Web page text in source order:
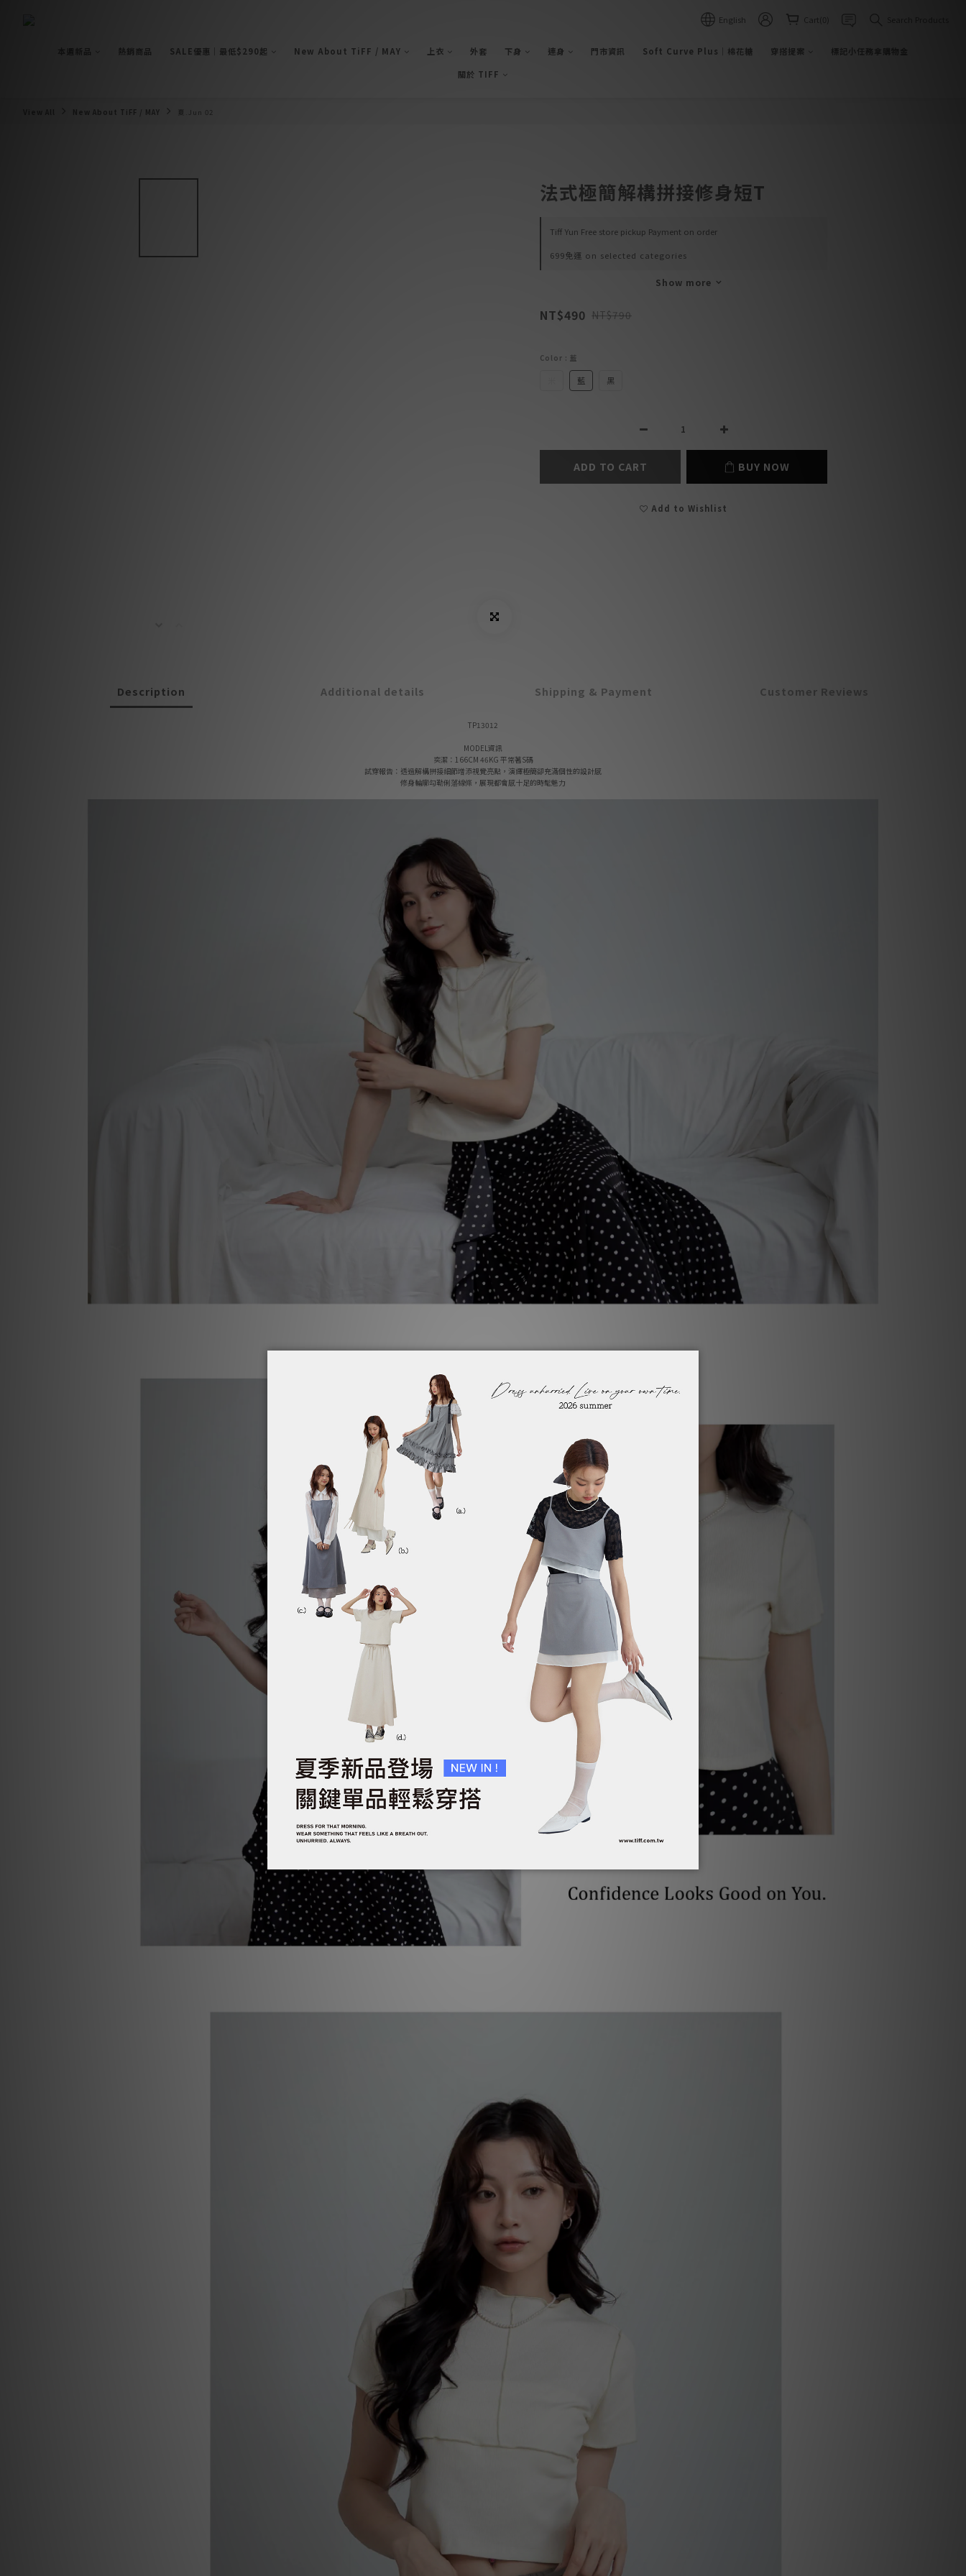
English Cart(0)
本週新品 熱銷商品 SALE優惠｜最低$290起 New About TiFF / MAY 上衣 外套 下身 連身 門市資訊 Soft Curve Plus｜棉花糖 穿搭提案
標記小任務拿購物金
關於 TIFF
New About TiFF / MAY 夏.Jun 02
法式極簡解構拼接修身短T
Tiff Yun Free store pickup Payment on order
699免運 on selected categories
Show more
NT$490 NT$790
Color : 藍
藍 黑
ADD TO CART BUY NOW
Add to Wishlist
Description Additional details Shipping & Payment Customer Reviews
TP13012
MODEL資訊
奕潔：166CM 46KG 平常著S碼
試穿報告：透過解構拼接細節增添視覺亮點，演繹極簡卻充滿個性的設計感
修身輪廓勾勒俐落線條，展現都會感十足的時髦魅力
BUY NOW